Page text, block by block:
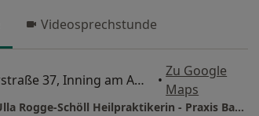
Videosprechstunde
Fischerstraße 37, Inning am Ammersee •
Zu Google
Maps
Praxis Ulla Rogge-Schöll Heilpraktikerin - Praxis Bachern/Inning